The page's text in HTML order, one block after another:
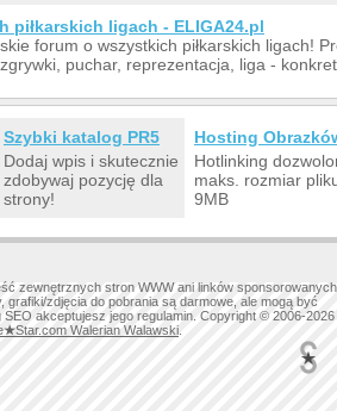
piłkarskich ligach - ELIGA24.pl
forum o wszystkich piłkarskich ligach!
puchar, reprezentacja, liga -
Szybki katalog PR5
Dodaj wpis i skutecznie
zdobywaj pozycję dla
strony!
Hosting
Hotlinking
maks. rozmiar
9MB
zewnętrznych stron WWW ani linków sponsorowanych
grafiki/zdjęcia do pobrania są darmowe, ale mogą być
akceptujesz jego regulamin. Copyright © 2006-2026
★Star.com Walerian Walawski